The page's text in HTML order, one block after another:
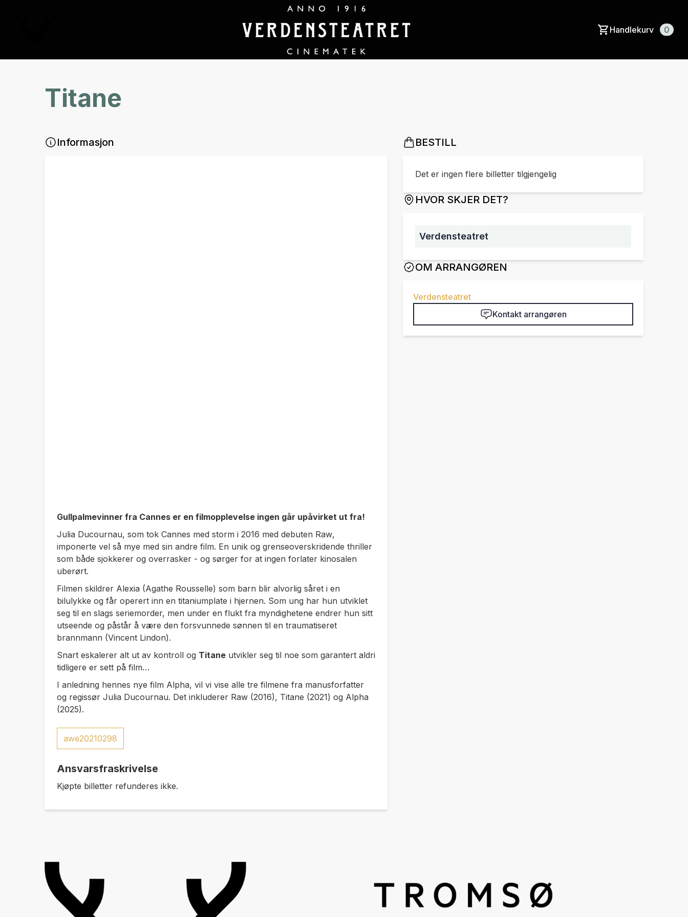
Handlekurv 0
Titane
Informasjon
Gullpalmevinner fra Cannes er en filmopplevelse ingen går upåvirket ut fra!
Julia Ducournau, som tok Cannes med storm i 2016 med debuten Raw,
imponerte vel så mye med sin andre film. En unik og grenseoverskridende thriller
som både sjokkerer og overrasker - og sørger for at ingen forlater kinosalen
uberørt.
Filmen skildrer Alexia (Agathe Rousselle) som barn blir alvorlig såret i en
bilulykke og får operert inn en titaniumplate i hjernen. Som ung har hun utviklet
seg til en slags seriemorder, men under en flukt fra myndighetene endrer hun sitt
utseende og påstår å være den forsvunnede sønnen til en traumatiseret
brannmann (Vincent Lindon).
Snart eskalerer alt ut av kontroll og Titane utvikler seg til noe som garantert aldri
tidligere er sett på film…
I anledning hennes nye film Alpha, vil vi vise alle tre filmene fra manusforfatter
og regissør Julia Ducournau. Det inkluderer Raw (2016), Titane (2021) og Alpha
(2025).
awe20210298
Ansvarsfraskrivelse
Kjøpte billetter refunderes ikke.
BESTILL
Det er ingen flere billetter tilgjengelig
HVOR SKJER DET?
Verdensteatret
OM ARRANGØREN
Verdensteatret
Kontakt arrangøren